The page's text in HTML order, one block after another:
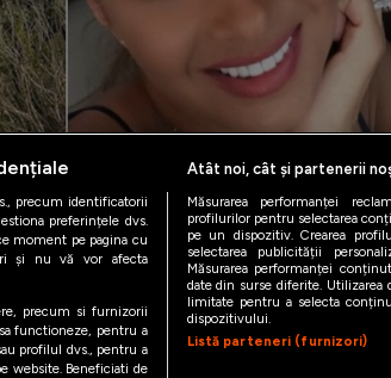
precum identificatorii
preferințele dvs.
moment pe pagina cu
și nu vă vor afecta
precum si furnizorii
functioneze, pentru a
profilul dvs., pentru a
website. Beneficiati de
Atât noi, cât și partenerii
Măsurarea performanței
profilurilor pentru selectarea
pe un dispozitiv. Crearea
selectarea publicității
Măsurarea performanței
date din surse diferite. Utilizarea
limitate pentru a selecta
dispozitivului.
Listă parteneri (furnizori)